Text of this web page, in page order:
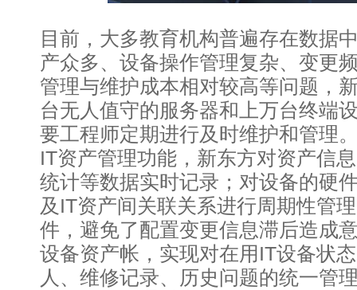
目前，大多教育机构普遍存在数据
产众多、设备操作管理复杂、变更
管理与维护成本相对较高等问题，
台无人值守的服务器和上万台终端
要工程师定期进行及时维护和管理
IT资产管理功能，新东方对资产信
统计等数据实时记录；对设备的硬
及IT资产间关联关系进行周期性管
件，避免了配置变更信息滞后造成
设备资产帐，实现对在用IT设备状
人、维修记录、历史问题的统一管